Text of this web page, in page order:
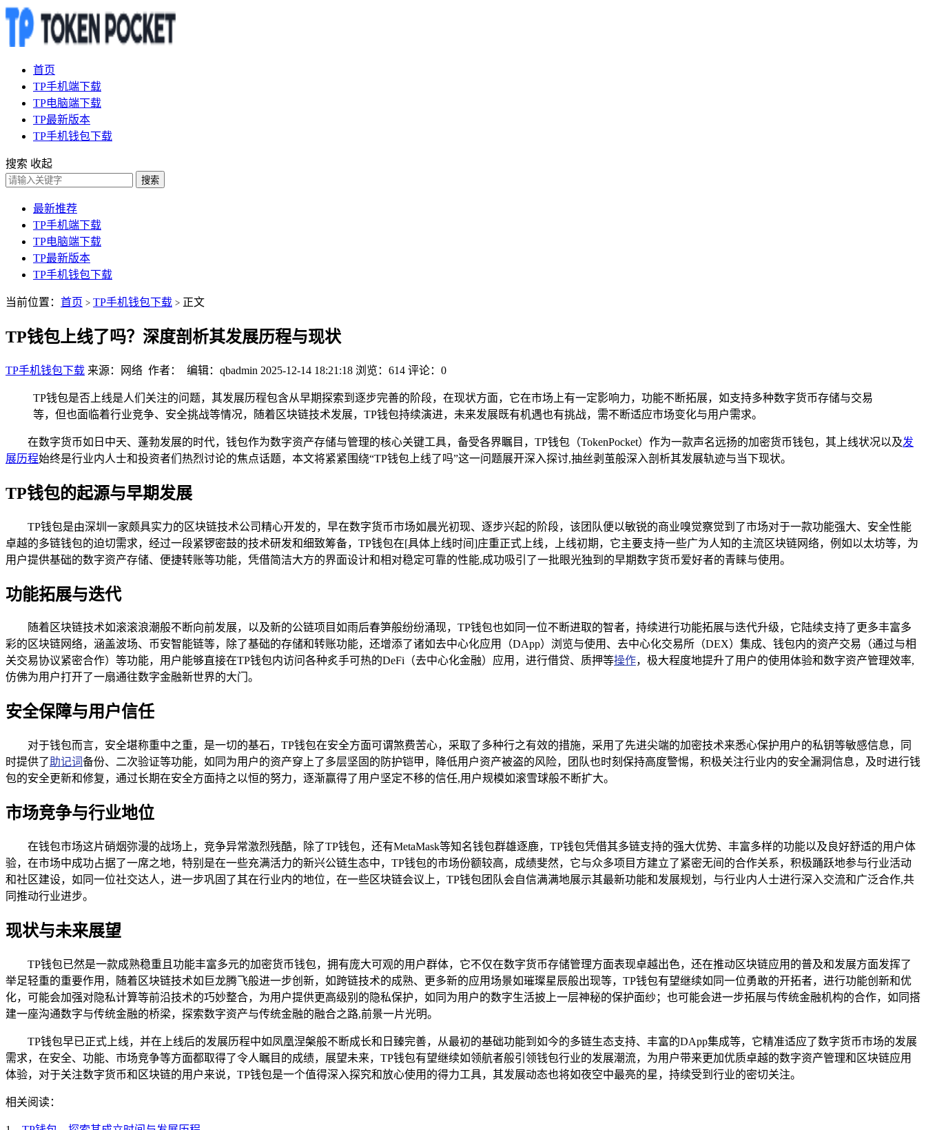
首页
TP手机端下载
TP电脑端下载
TP最新版本
TP手机钱包下载
搜索 收起
搜索
最新推荐
TP手机端下载
TP电脑端下载
TP最新版本
TP手机钱包下载
当前位置： 首页 > TP手机钱包下载 > 正文
TP钱包上线了吗？深度剖析其发展历程与现状
TP手机钱包下载 来源：网络 作者： 编辑：qbadmin 2025-12-14 18:21:18 浏览：614 评论：0
TP钱包是否上线是人们关注的问题，其发展历程包含从早期探索到逐步完善的阶段，在现状方面，它在市场上有一定影响力，功能不断拓展，如支持多种数字货币存储与交易
等，但也面临着行业竞争、安全挑战等情况，随着区块链技术发展，TP钱包持续演进，未来发展既有机遇也有挑战，需不断适应市场变化与用户需求。
在数字货币如日中天、蓬勃发展的时代，钱包作为数字资产存储与管理的核心关键工具，备受各界瞩目，TP钱包（TokenPocket）作为一款声名远扬的加密货币钱包，其上线状况以及发
展历程始终是行业内人士和投资者们热烈讨论的焦点话题，本文将紧紧围绕“TP钱包上线了吗”这一问题展开深入探讨,抽丝剥茧般深入剖析其发展轨迹与当下现状。
TP钱包的起源与早期发展
TP钱包是由深圳一家颇具实力的区块链技术公司精心开发的，早在数字货币市场如晨光初现、逐步兴起的阶段，该团队便以敏锐的商业嗅觉察觉到了市场对于一款功能强大、安全性能
卓越的多链钱包的迫切需求，经过一段紧锣密鼓的技术研发和细致筹备，TP钱包在[具体上线时间]庄重正式上线，上线初期，它主要支持一些广为人知的主流区块链网络，例如以太坊等，为
用户提供基础的数字资产存储、便捷转账等功能，凭借简洁大方的界面设计和相对稳定可靠的性能,成功吸引了一批眼光独到的早期数字货币爱好者的青睐与使用。
功能拓展与迭代
随着区块链技术如滚滚浪潮般不断向前发展，以及新的公链项目如雨后春笋般纷纷涌现，TP钱包也如同一位不断进取的智者，持续进行功能拓展与迭代升级，它陆续支持了更多丰富多
彩的区块链网络，涵盖波场、币安智能链等，除了基础的存储和转账功能，还增添了诸如去中心化应用（DApp）浏览与使用、去中心化交易所（DEX）集成、钱包内的资产交易（通过与相
关交易协议紧密合作）等功能，用户能够直接在TP钱包内访问各种炙手可热的DeFi（去中心化金融）应用，进行借贷、质押等操作，极大程度地提升了用户的使用体验和数字资产管理效率,
仿佛为用户打开了一扇通往数字金融新世界的大门。
安全保障与用户信任
对于钱包而言，安全堪称重中之重，是一切的基石，TP钱包在安全方面可谓煞费苦心，采取了多种行之有效的措施，采用了先进尖端的加密技术来悉心保护用户的私钥等敏感信息，同
时提供了助记词备份、二次验证等功能，如同为用户的资产穿上了多层坚固的防护铠甲，降低用户资产被盗的风险，团队也时刻保持高度警惕，积极关注行业内的安全漏洞信息，及时进行钱
包的安全更新和修复，通过长期在安全方面持之以恒的努力，逐渐赢得了用户坚定不移的信任,用户规模如滚雪球般不断扩大。
市场竞争与行业地位
在钱包市场这片硝烟弥漫的战场上，竞争异常激烈残酷，除了TP钱包，还有MetaMask等知名钱包群雄逐鹿，TP钱包凭借其多链支持的强大优势、丰富多样的功能以及良好舒适的用户体
验，在市场中成功占据了一席之地，特别是在一些充满活力的新兴公链生态中，TP钱包的市场份额较高，成绩斐然，它与众多项目方建立了紧密无间的合作关系，积极踊跃地参与行业活动
和社区建设，如同一位社交达人，进一步巩固了其在行业内的地位，在一些区块链会议上，TP钱包团队会自信满满地展示其最新功能和发展规划，与行业内人士进行深入交流和广泛合作,共
同推动行业进步。
现状与未来展望
TP钱包已然是一款成熟稳重且功能丰富多元的加密货币钱包，拥有庞大可观的用户群体，它不仅在数字货币存储管理方面表现卓越出色，还在推动区块链应用的普及和发展方面发挥了
举足轻重的重要作用，随着区块链技术如巨龙腾飞般进一步创新，如跨链技术的成熟、更多新的应用场景如璀璨星辰般出现等，TP钱包有望继续如同一位勇敢的开拓者，进行功能创新和优
化，可能会加强对隐私计算等前沿技术的巧妙整合，为用户提供更高级别的隐私保护，如同为用户的数字生活披上一层神秘的保护面纱；也可能会进一步拓展与传统金融机构的合作，如同搭
建一座沟通数字与传统金融的桥梁，探索数字资产与传统金融的融合之路,前景一片光明。
TP钱包早已正式上线，并在上线后的发展历程中如凤凰涅槃般不断成长和日臻完善，从最初的基础功能到如今的多链生态支持、丰富的DApp集成等，它精准适应了数字货币市场的发展
需求，在安全、功能、市场竞争等方面都取得了令人瞩目的成绩，展望未来，TP钱包有望继续如领航者般引领钱包行业的发展潮流，为用户带来更加优质卓越的数字资产管理和区块链应用
体验，对于关注数字货币和区块链的用户来说，TP钱包是一个值得深入探究和放心使用的得力工具，其发展动态也将如夜空中最亮的星，持续受到行业的密切关注。
相关阅读：